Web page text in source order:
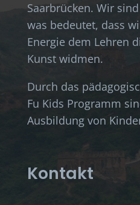
Saarbrücken. Wir
was bedeutet, dass
Energie dem Lehren
Kunst widmen.
Durch das
Fu Kids Programm
Ausbildung von
Kontakt